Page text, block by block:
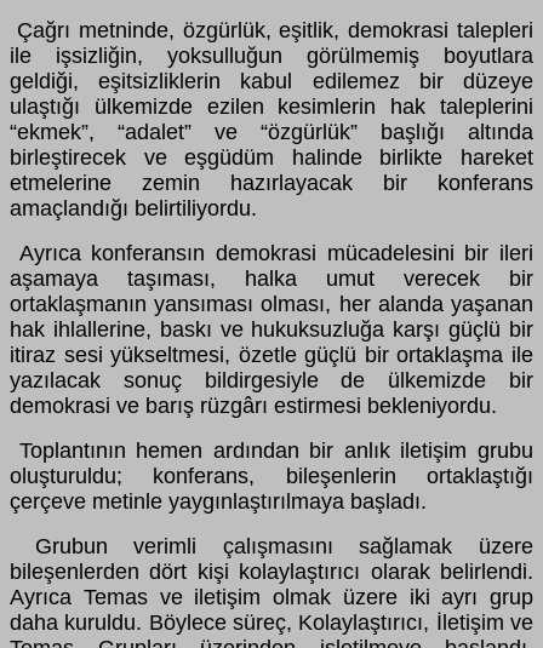
Çağrı metninde, özgürlük, eşitlik, demokrasi talepleri
ile işsizliğin, yoksulluğun görülmemiş boyutlara
geldiği, eşitsizliklerin kabul edilemez bir düzeye
ulaştığı ülkemizde ezilen kesimlerin hak taleplerini
“ekmek”, “adalet” ve “özgürlük” başlığı altında
birleştirecek ve eşgüdüm halinde birlikte hareket
etmelerine zemin hazırlayacak bir konferans
amaçlandığı belirtiliyordu.
Ayrıca konferansın demokrasi mücadelesini bir ileri
aşamaya taşıması, halka umut verecek bir
ortaklaşmanın yansıması olması, her alanda yaşanan
hak ihlallerine, baskı ve hukuksuzluğa karşı güçlü bir
itiraz sesi yükseltmesi, özetle güçlü bir ortaklaşma ile
yazılacak sonuç bildirgesiyle de ülkemizde bir
demokrasi ve barış rüzgârı estirmesi bekleniyordu.
Toplantının hemen ardından bir anlık iletişim grubu
oluşturuldu; konferans, bileşenlerin ortaklaştığı
çerçeve metinle yaygınlaştırılmaya başladı.
Grubun verimli çalışmasını sağlamak üzere
bileşenlerden dört kişi kolaylaştırıcı olarak belirlendi.
Ayrıca Temas ve iletişim olmak üzere iki ayrı grup
daha kuruldu. Böylece süreç, Kolaylaştırıcı, İletişim ve